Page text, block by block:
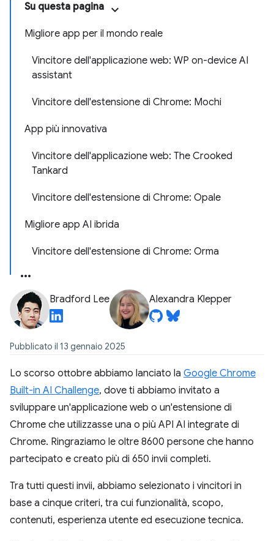
Su questa pagina
Migliore app per il mondo reale
Vincitore dell'applicazione web: WP on-device AI
assistant
Vincitore dell'estensione di Chrome: Mochi
App più innovativa
Vincitore dell'applicazione web: The Crooked
Tankard
Vincitore dell'estensione di Chrome: Opale
Migliore app AI ibrida
Vincitore dell'estensione di Chrome: Orma
Bradford Lee Alexandra Klepper
Pubblicato il 13 gennaio 2025
Lo scorso ottobre abbiamo lanciato la Google Chrome
Built-in AI Challenge, dove ti abbiamo invitato a
sviluppare un'applicazione web o un'estensione di
Chrome che utilizzasse una o più API AI integrate di
Chrome. Ringraziamo le oltre 8600 persone che hanno
partecipato e creato più di 650 invii completi.
Tra tutti questi invii, abbiamo selezionato i vincitori in
base a cinque criteri, tra cui funzionalità, scopo,
contenuti, esperienza utente ed esecuzione tecnica.